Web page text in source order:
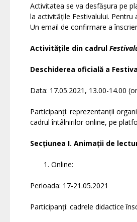
Activitatea se va desfășura pe
la activitățile Festivalului.
Un email de confirmare a
Activitățile din cadrul
Deschiderea oficială a
Data: 17.05.2021, 13.00-14.00
Participanți: reprezentanții
cadrul întâlnirilor online, pe
Secțiunea I. Animații de
Online:
Perioada: 17-21.05.2021
Participanți: cadrele didactice